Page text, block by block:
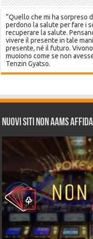
“Quello che mi ha sorpreso
perdono la salute per fare i
recuperare la salute.
vivere il presente in tale
presente, né il futuro.
muoiono come se non
Tenzin Gyatso.
Nuovi siti non AAMS